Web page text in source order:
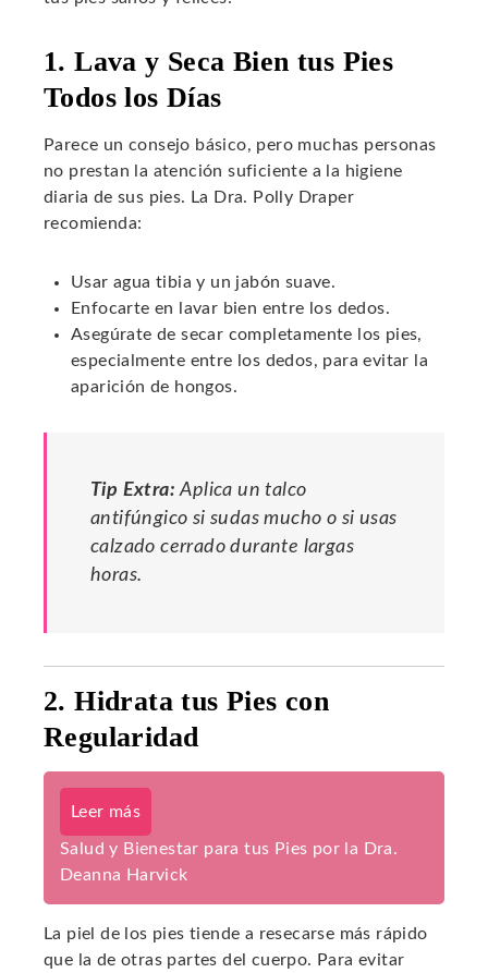
1. Lava y Seca Bien tus Pies
Todos los Días
Parece un consejo básico, pero muchas personas
no prestan la atención suficiente a la higiene
diaria de sus pies. La Dra. Polly Draper
recomienda:
Usar agua tibia y un jabón suave.
Enfocarte en lavar bien entre los dedos.
Asegúrate de secar completamente los pies,
especialmente entre los dedos, para evitar la
aparición de hongos.
Tip Extra: Aplica un talco
antifúngico si sudas mucho o si usas
calzado cerrado durante largas
horas.
2. Hidrata tus Pies con
Regularidad
Leer más
Salud y Bienestar para tus Pies por la Dra.
Deanna Harvick
La piel de los pies tiende a resecarse más rápido
que la de otras partes del cuerpo. Para evitar